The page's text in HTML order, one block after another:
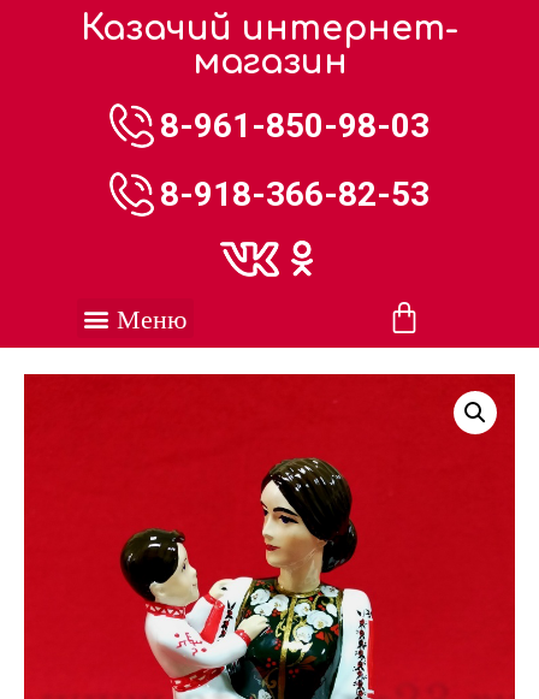
Казачий интернет-
магазин
8-961-850-98-03
8-918-366-82-53